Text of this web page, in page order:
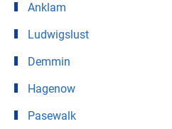
Anklam
Ludwigslust
Demmin
Hagenow
Pasewalk